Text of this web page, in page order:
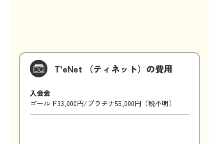
T'eNet （ティネット）の費用
入会金
ゴールド33,000円/プラチナ55,000円（税不明）